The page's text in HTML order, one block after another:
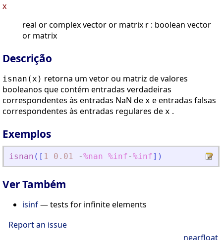
x
real or complex vector or matrix r : boolean vector
or matrix
Descrição
isnan(x) retorna um vetor ou matriz de valores
booleanos que contém entradas verdadeiras
correspondentes às entradas NaN de x e entradas falsas
correspondentes às entradas regulares de x .
Exemplos
isnan ( [ 1 0.01 -%nan %inf-%inf] )
Ver Também
isinf— tests for infinite elements
Report an issue
nearfloat